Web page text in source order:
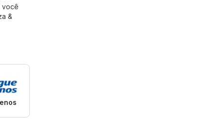
você
&